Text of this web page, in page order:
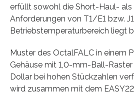
erfüllt sowohl die Short-Haul-
Anforderungen von T1/E1 bzw.
Betriebstemperaturbereich liegt
Muster des OctalFALC in einem
Gehäuse mit 1,0-mm-Ball-
Dollar bei hohen Stückzahlen
wird zusammen mit dem